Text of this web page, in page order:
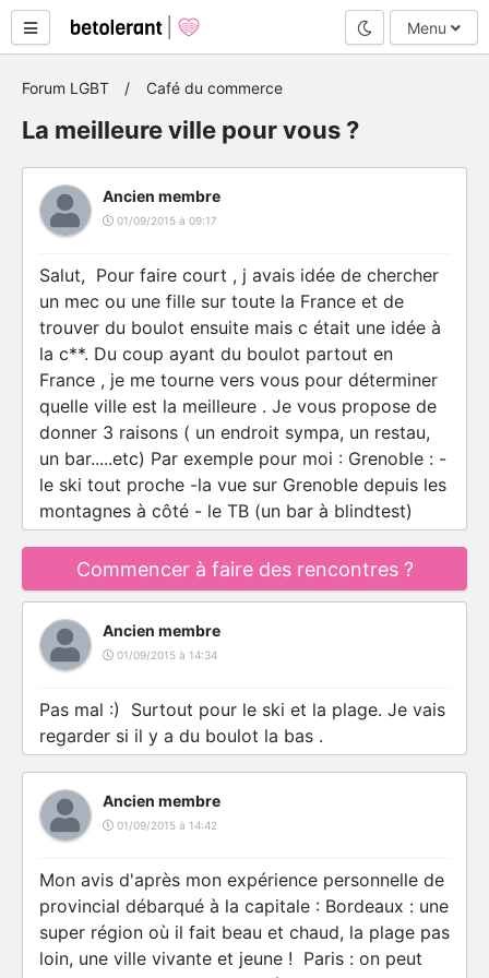
Mode nuit
Menu
Forum LGBT Café du commerce
La meilleure ville pour vous ?
Ancien membre
01/09/2015 à 09:17
Salut, Pour faire court , j avais idée de chercher
un mec ou une fille sur toute la France et de
trouver du boulot ensuite mais c était une idée à
la c**. Du coup ayant du boulot partout en
France , je me tourne vers vous pour déterminer
quelle ville est la meilleure . Je vous propose de
donner 3 raisons ( un endroit sympa, un restau,
un bar.....etc) Par exemple pour moi : Grenoble : -
le ski tout proche -la vue sur Grenoble depuis les
montagnes à côté - le TB (un bar à blindtest)
Commencer à faire des rencontres ?
Ancien membre
01/09/2015 à 14:34
Pas mal :) Surtout pour le ski et la plage. Je vais
regarder si il y a du boulot la bas .
Ancien membre
01/09/2015 à 14:42
Mon avis d'après mon expérience personnelle de
provincial débarqué à la capitale : Bordeaux : une
super région où il fait beau et chaud, la plage pas
loin, une ville vivante et jeune ! Paris : on peut